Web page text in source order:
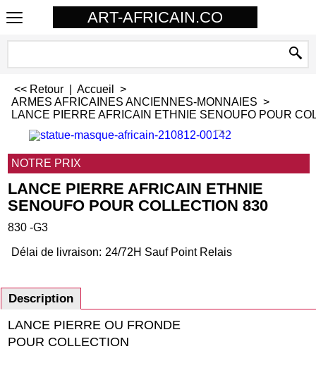
ART-AFRICAIN.CO
<< Retour Accueil
>
ARMES AFRICAINES ANCIENNES-MONNAIES >
LANCE PIERRE AFRICAIN ETHNIE SENOUFO POUR
NOTRE PRIX
LANCE PIERRE AFRICAIN ETHNIE
SENOUFO POUR COLLECTION 830
830 -G3
Délai de livraison: 24/72H Sauf Point Relais
Description
LANCE PIERRE OU FRONDE
POUR COLLECTION